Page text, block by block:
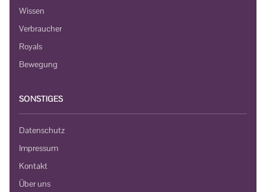
Wissen
Verbraucher
Royals
Bewegung
SONSTIGES
Datenschutz
Impressum
Kontakt
Über uns